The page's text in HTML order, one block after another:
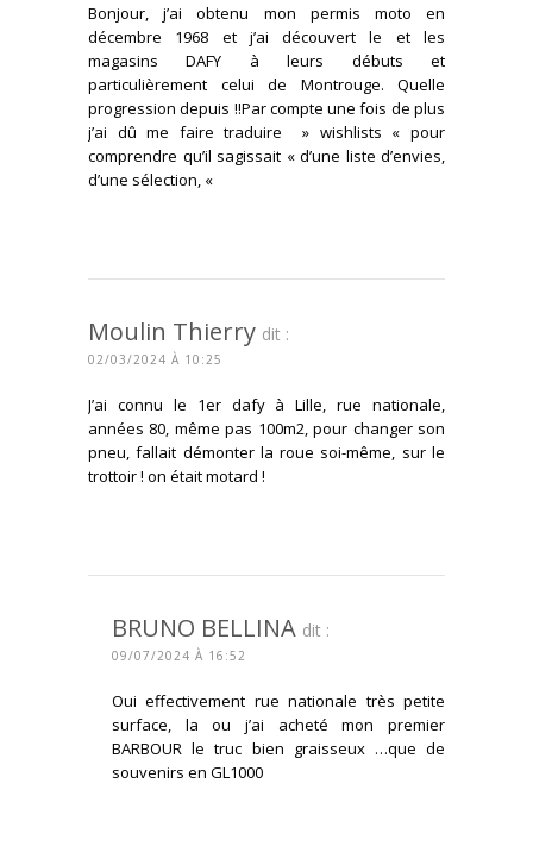
Bonjour, j’ai obtenu mon permis moto en
décembre 1968 et j’ai découvert le et les
magasins DAFY à leurs débuts et
particulièrement celui de Montrouge. Quelle
progression depuis !!Par compte une fois de plus
j’ai dû me faire traduire » wishlists « pour
comprendre qu’il sagissait « d’une liste d’envies,
d’une sélection, «
Moulin Thierry dit :
02/03/2024 À 10:25
J’ai connu le 1er dafy à Lille, rue nationale,
années 80, même pas 100m2, pour changer son
pneu, fallait démonter la roue soi-même, sur le
trottoir ! on était motard !
BRUNO BELLINA dit :
09/07/2024 À 16:52
Oui effectivement rue nationale très petite
surface, la ou j’ai acheté mon premier
BARBOUR le truc bien graisseux …que de
souvenirs en GL1000